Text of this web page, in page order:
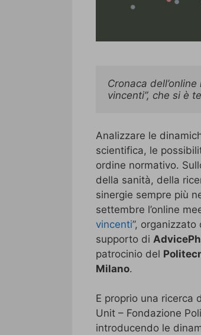
Cronaca
vincenti”, che si è
Analizzare le
scientifica, le
ordine normativo.
della sanità, della
sinergie sempre più
settembre l’online
vincenti”, organizzato
supporto di
patrocinio del
Milano.
E proprio una ricerca
Unit – Fondazione
introducendo le